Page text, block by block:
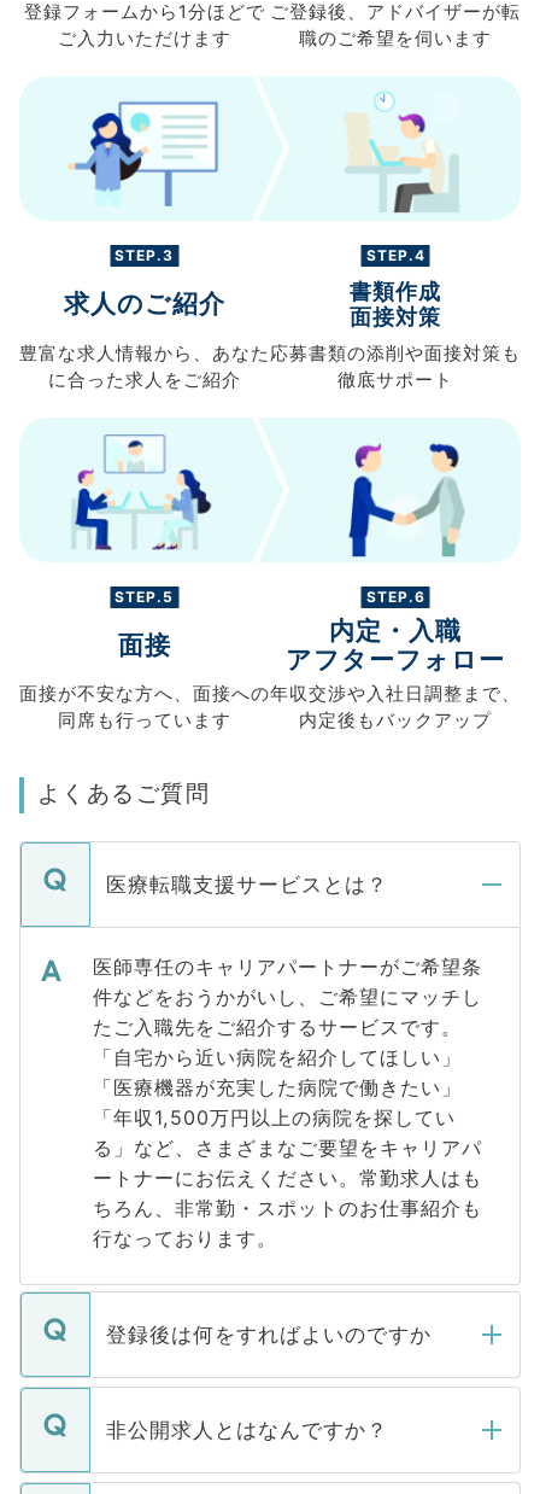
登録フォームから 1分ほどで
ご入力 いただけます
ご登録後、 アドバイザーが転
職のご希望を伺います
STEP.3
求人のご紹介
豊富な求人情報から、 あなた
に合った求人を ご紹介
STEP.4
書類作成
面接対策
応募書類の添削や面接対策も
徹底サポート
STEP.5
面接
面接が不安な方へ、 面接への
同席も行っています
STEP.6
内定・入職
アフターフォロー
年収交渉や入社日調整まで、
内定後もバックアップ
よくあるご質問
医療転職支援サービスとは？
医師専任のキャリアパートナーがご希望条
件などをおうかがいし、ご希望にマッチし
たご入職先をご紹介するサービスです。
「自宅から近い病院を紹介してほしい」
「医療機器が充実した病院で働きたい」
「年収1,500万円以上の病院を探してい
る」など、さまざまなご要望をキャリアパ
ートナーにお伝えください。常勤求人はも
ちろん、非常勤・スポットのお仕事紹介も
行なっております。
登録後は何をすればよいのですか
ご登録いただきましたら、弊社担当者がご
登録内容を確認し、その後メールもしくは
ます。通常、5営業日以内にはご連絡をせて
非公開求人とはなんですか？